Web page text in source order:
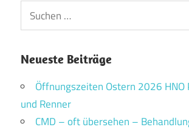
Suchen
nach:
Neueste Beiträge
Öffnungszeiten Ostern 2026 HNO
und Renner
CMD – oft übersehen –